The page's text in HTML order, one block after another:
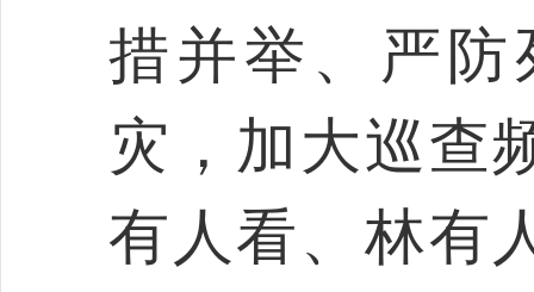
措并举、严
灾，加大巡查
有人看、林有